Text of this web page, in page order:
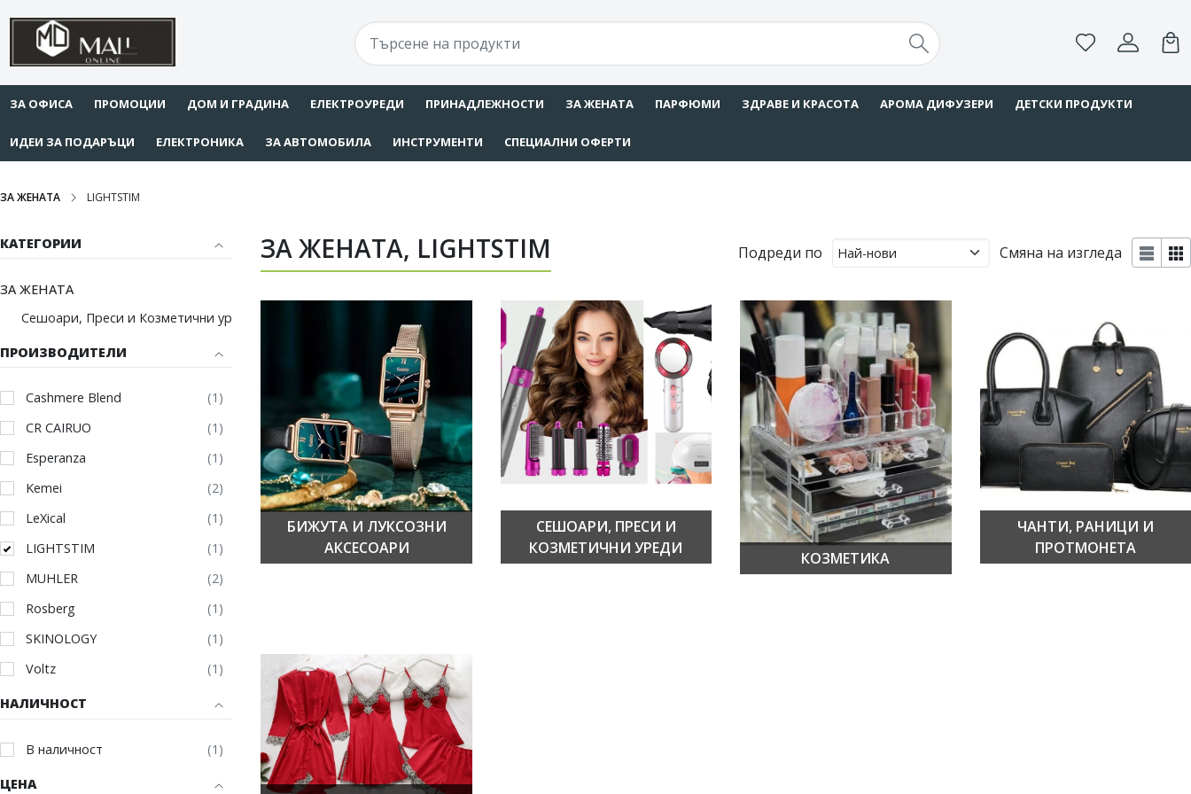
ЗА ОФИСА ПРОМОЦИИ ДОМ И ГРАДИНА ЕЛЕКТРОУРЕДИ ПРИНАДЛЕЖНОСТИ ЗА ЖЕНАТА ПАРФЮМИ ЗДРАВЕ И КРАСОТА АРОМА ДИФУЗЕРИ ДЕТСКИ ПРОДУКТИ
ИДЕИ ЗА ПОДАРЪЦИ ЕЛЕКТРОНИКА ЗА АВТОМОБИЛА ИНСТРУМЕНТИ СПЕЦИАЛНИ ОФЕРТИ
ЗА ЖЕНАТА LIGHTSTIM
КАТЕГОРИИ
ЗА ЖЕНАТА
Сешоари, Преси и Козметични уреди
ПРОИЗВОДИТЕЛИ
Cashmere Blend
CR CAIRUO
Esperanza
Kemei
LeXical
LIGHTSTIM
MUHLER
Rosberg
SKINOLOGY
Voltz
НАЛИЧНОСТ
В наличност
ЦЕНА
ЗА ЖЕНАТА, LIGHTSTIM Подреди по Смяна на изгледа
БИЖУТА И ЛУКСОЗНИ
АКСЕСОАРИ
СЕШОАРИ, ПРЕСИ И
КОЗМЕТИЧНИ УРЕДИ
КОЗМЕТИКА
ЧАНТИ, РАНИЦИ И
ПРОТМОНЕТА